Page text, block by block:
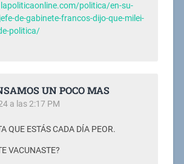
politica/en-su-
de-gabinete-francos-dijo-que-milei-
politica/
UN POCO MAS
a las 2:17 PM
QUE ESTÁS CADA DÍA PEOR.
VACUNASTE?